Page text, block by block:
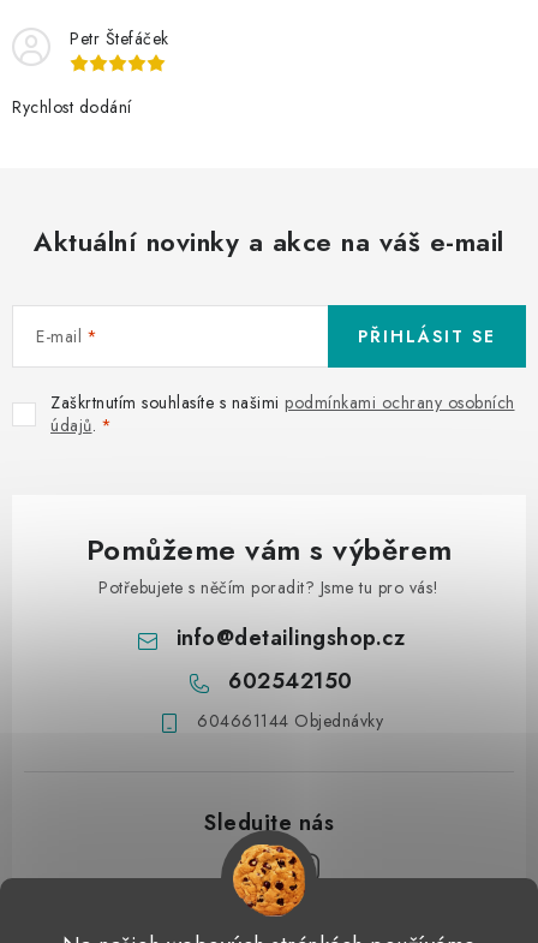
Petr Štefáček
Rychlost dodání
Aktuální novinky a akce na váš e-mail
E-mail
Zaškrtnutím souhlasíte s našimi podmínkami ochrany osobních
údajů.
PŘIHLÁSIT SE
Pomůžeme vám s výběrem
Potřebujete s něčím poradit? Jsme tu pro vás!
info@detailingshop.cz
602542150
604661144 Objednávky